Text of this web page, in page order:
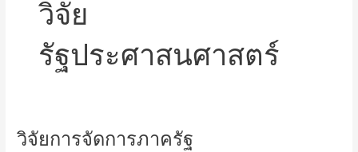
วิจัย
รัฐประศาสนศาสตร์
วิจัยการจัดการภาครัฐ
วิจัย